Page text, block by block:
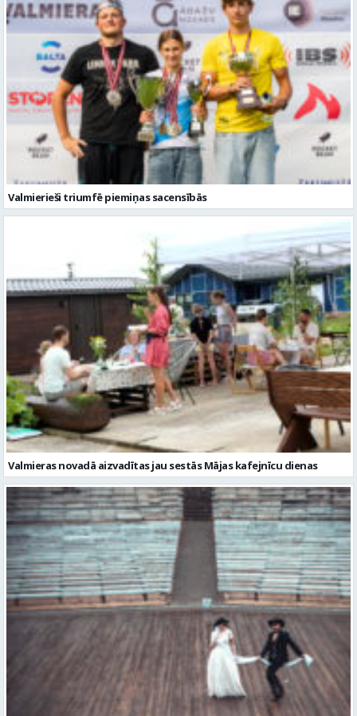
Valmierieši triumfē piemiņas sacensībās
Valmieras novadā aizvadītas jau sestās Mājas kafejnīcu dienas